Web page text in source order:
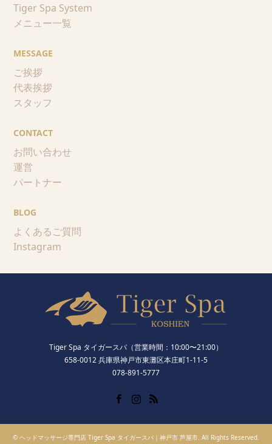
Tiger Spa System
メニュー一覧
MESSAGE
ご挨拶
代表挨拶
スタッフ
CONTACT
お問い合わせ
運営
パートナー
BLOG
よくあるご質問
Instagram
Tiger Spa タイガースパ（営業時間：10:00〜21:00）
658-0012 兵庫県神戸市東灘区本庄町1-11-5
078-891-5777
© ヘッドマッサージ専門店 Tiger Spa タイガースパ｜神戸市 芦屋市 . All Rights Reserved.